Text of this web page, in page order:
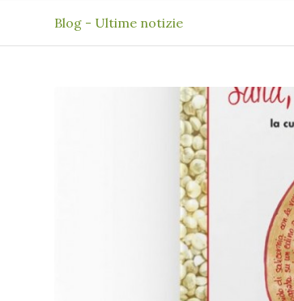
Blog - Ultime notizie